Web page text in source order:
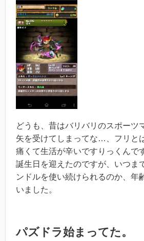
どうも、昔はバリバリのスポーツ
矢を受けてしまってな…、フリと
痛くて生活が辛いですりっくんで
誕生日を迎えたのですが、いつま
ンドルを使い続けられるのか、年
いました。
パズドラ始まってた。